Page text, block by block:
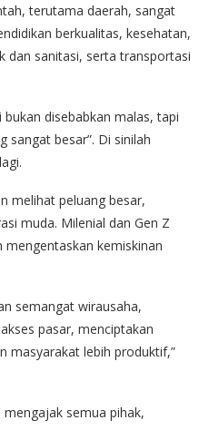
terutama daerah, sangat
berkualitas, kesehatan,
dan sanitasi, serta transportasi
disebabkan malas, tapi
sangat besar”. Di sinilah
melihat peluang besar,
muda. Milenial dan Gen Z
mengentaskan kemiskinan
semangat wirausaha,
pasar, menciptakan
masyarakat lebih produktif,”
semua pihak,